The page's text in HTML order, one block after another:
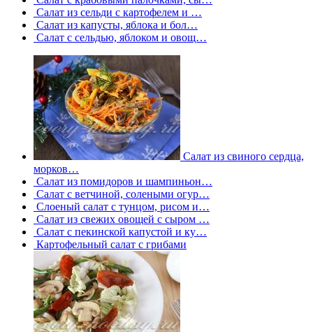
Салат из сельди с картофелем и …
Салат из капусты, яблока и бол…
Салат с сельдью, яблоком и овощ…
Салат из свиного сердца,
морков…
Салат из помидоров и шампиньон…
Салат с ветчиной, солеными огур…
Слоеный салат с тунцом, рисом и…
Салат из свежих овощей с сыром …
Салат с пекинской капустой и ку…
Картофельный салат с грибами